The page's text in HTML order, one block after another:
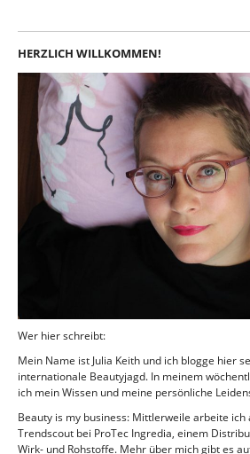
HERZLICH WILLKOMMEN!
Wer hier schreibt:
Mein Name ist Julia Keith und ich blogge hier
internationale Beautyjagd. In meinem
ich mein Wissen und meine persönliche
Beauty is my business: Mittlerweile arbeite
Trendscout bei ProTec Ingredia, einem
Wirk- und Rohstoffe. Mehr über mich gibt es